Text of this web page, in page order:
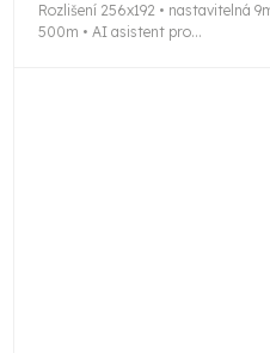
Rozlišení 256x192 • nastavitelná
500m • AI asistent pro...